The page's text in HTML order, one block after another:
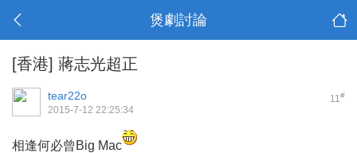
煲劇討論
[香港] 蔣志光超正
11#
tear22o
2015-7-12 22:25:34
相逢何必曾Big Mac